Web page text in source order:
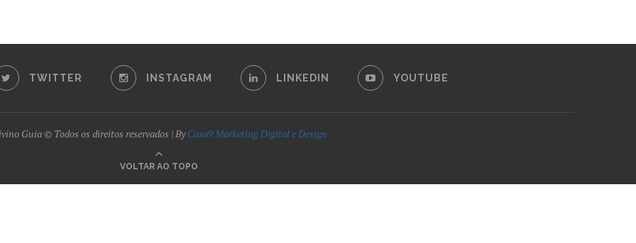
TWITTER INSTAGRAM LINKEDIN YOUTUBE
Guia © Todos os direitos reservados | ByCasa9 Marketing Digital e Design
VOLTAR AO TOPO